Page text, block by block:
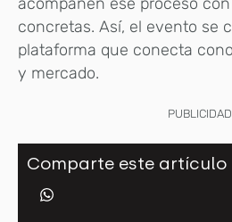
concretas. Así, el evento se
plataforma que conecta
y mercado.
PUBLICIDAD
Comparte este artículo